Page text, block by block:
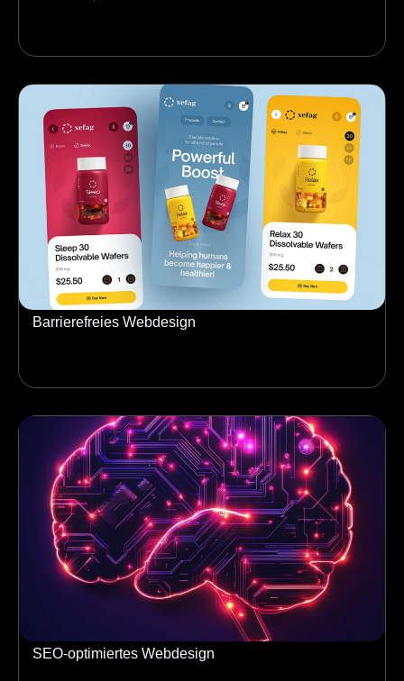
Barrierefreies Webdesign
SEO-optimiertes Webdesign